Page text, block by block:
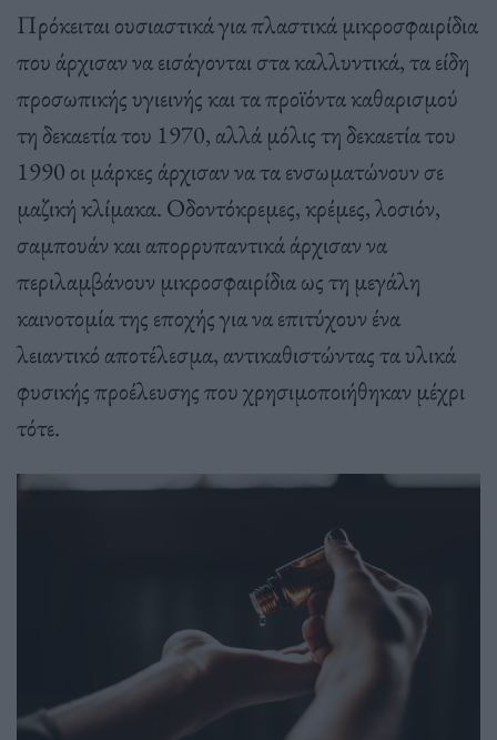
Πρόκειται ουσιαστικά για πλαστικά μικροσφαιρίδια
που άρχισαν να εισάγονται στα καλλυντικά, τα είδη
προσωπικής υγιεινής και τα προϊόντα καθαρισμού
τη δεκαετία του 1970, αλλά μόλις τη δεκαετία του
1990 οι μάρκες άρχισαν να τα ενσωματώνουν σε
μαζική κλίμακα. Οδοντόκρεμες, κρέμες, λοσιόν,
σαμπουάν και απορρυπαντικά άρχισαν να
περιλαμβάνουν μικροσφαιρίδια ως τη μεγάλη
καινοτομία της εποχής για να επιτύχουν ένα
λειαντικό αποτέλεσμα, αντικαθιστώντας τα υλικά
φυσικής προέλευσης που χρησιμοποιήθηκαν μέχρι
τότε.